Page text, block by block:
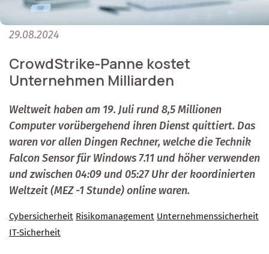
29.08.2024
CrowdStrike-Panne kostet
Unternehmen Milliarden
Weltweit haben am 19. Juli rund 8,5 Millionen
Computer vorübergehend ihren Dienst quittiert. Das
waren vor allen Dingen Rechner, welche die Technik
Falcon Sensor für Windows 7.11 und höher verwenden
und zwischen 04:09 und 05:27 Uhr der koordinierten
Weltzeit (MEZ -1 Stunde) online waren.
Cybersicherheit Risikomanagement Unternehmenssicherheit
IT-Sicherheit